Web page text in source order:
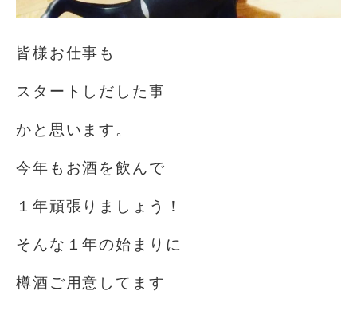
皆様お仕事も
スタートしだした事
かと思います。
今年もお酒を飲んで
１年頑張りましょう！
そんな１年の始まりに
樽酒ご用意してます